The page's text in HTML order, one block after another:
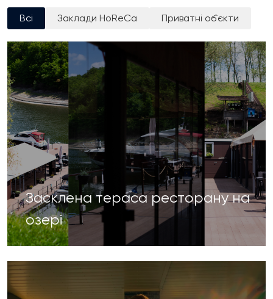
Всі Заклади HoReCa Приватні об`єкти
Засклена тераса ресторану на
озері